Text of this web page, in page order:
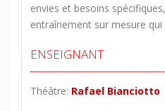
envies et besoins
entraînement sur mesure
ENSEIGNANT
Théâtre: Rafael Bianciotto